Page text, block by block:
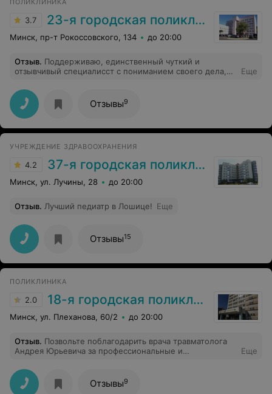
ПОЛИКЛИНИКА
3.7 23-я городская поликлиника
Минск, пр-т Рокоссовского, 134 до 20:00
Отзыв. Поддерживаю, единственный чуткий и
отзывчивый специалисст с пониманием своего дела,
заболеваниям
Еще
Отзывы9
УЧРЕЖДЕНИЕ ЗДРАВООХРАНЕНИЯ
4.2 37-я городская поликлиника
Минск, ул. Лучины, 28 до 20:00
Отзыв. Лучший педиатр в Лошице! Еще
Отзывы15
ПОЛИКЛИНИКА
2.0 18-я городская поликлиника
Минск, ул. Плеханова, 60/2 до 20:00
Отзыв. Позвольте поблагодарить врача травматолога
Андрея Юрьевича за профессиональные и
2-х медсестёр чётко, спокойно и качественно. И это
при огромной очереди. Просто удивительно! Спасибо!
Спасибо, за Ваш профессионализм, неравнодушие и
Еще
Отзывы9